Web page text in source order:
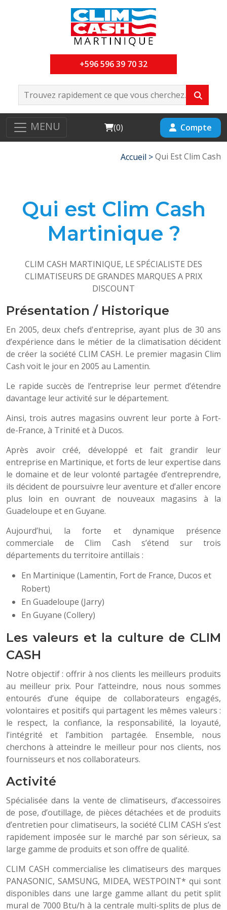
+596 596 39 70 32
MENU Cart
(0) Compte
Accueil >Qui Est Clim Cash
Qui est Clim Cash
Martinique ?
CLIM CASH MARTINIQUE, LE SPÉCIALISTE DES
CLIMATISEURS DE GRANDES MARQUES A PRIX
DISCOUNT
Présentation / Historique
En 2005, deux chefs d'entreprise, ayant plus de 30 ans
d’expérience dans le métier de la climatisation décident
de créer la société CLIM CASH. Le premier magasin Clim
Cash voit le jour en 2005 au Lamentin.
Le rapide succès de l’entreprise leur permet d’étendre
davantage leur activité sur le département.
Ainsi, trois autres magasins ouvrent leur porte à Fort-
de-France, à Trinité et à Ducos.
Après avoir créé, développé et fait grandir leur
entreprise en Martinique, et forts de leur expertise dans
le domaine et de leur volonté partagée d’entreprendre,
ils décident de poursuivre leur aventure et d’aller encore
plus loin en ouvrant de nouveaux magasins à la
Guadeloupe et en Guyane.
Aujourd’hui, la forte et dynamique présence
commerciale de Clim Cash s’étend sur trois
départements du territoire antillais :
En Martinique (Lamentin, Fort de France, Ducos et
Robert)
En Guadeloupe (Jarry)
En Guyane (Collery)
Les valeurs et la culture de CLIM
CASH
Notre objectif : offrir à nos clients les meilleurs produits
au meilleur prix. Pour l’atteindre, nous nous sommes
entourés d’une équipe de collaborateurs engagés,
volontaires et positifs qui partagent les mêmes valeurs :
le respect, la confiance, la responsabilité, la loyauté,
l’intégrité et l’ambition partagée. Ensemble, nous
cherchons à atteindre le meilleur pour nos clients, nos
fournisseurs et nos collaborateurs.
Activité
Spécialisée dans la vente de climatiseurs, d’accessoires
de pose, d’outillage, de pièces détachées et de produits
d’entretien pour climatiseurs, la société CLIM CASH s’est
rapidement imposée sur le marché par son sérieux, sa
large gamme de produits et son offre de qualité.
CLIM CASH commercialise les climatiseurs des marques
PANASONIC, SAMSUNG, MIDEA, WESTPOINT* qui sont
disponibles dans une large gamme allant du petit split
mural de 7000 Btu/h à la centrale multi-splits de plus de